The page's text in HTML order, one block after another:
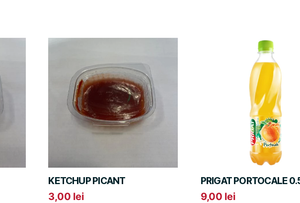
KETCHUP PICANT
3,00 lei
PRIGAT PORTOCALE
9,00 lei